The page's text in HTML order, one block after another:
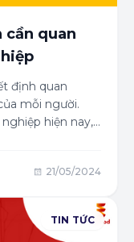
cần quan
định quan
mỗi người.
hiện nay,
21/05/2024
TIN TỨC